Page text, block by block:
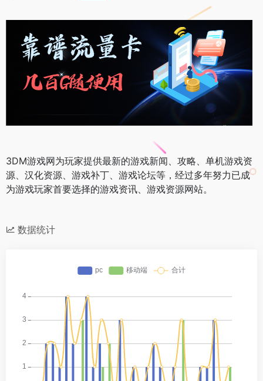
3DM游戏网为玩家提供最新的游戏新闻、攻略、单机游戏资
源、汉化资源、游戏补丁、游戏论坛等，经过多年努力已成
为游戏玩家首要选择的游戏资讯、游戏资源网站。
数据统计